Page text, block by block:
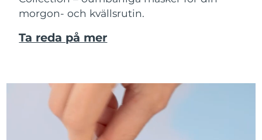
morgon- och kvällsrutin.
Ta reda på mer